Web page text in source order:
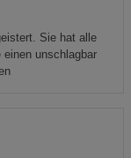
und das Gerät
die vom
Sie hat alle
einen unschlagbar